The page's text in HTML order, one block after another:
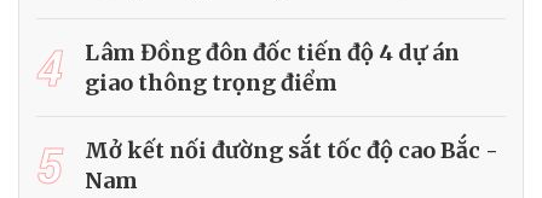
4
Lâm Đồng đôn đốc tiến độ 4 dự án
giao thông trọng điểm
5
Mở kết nối đường sắt tốc độ cao Bắc -
Nam